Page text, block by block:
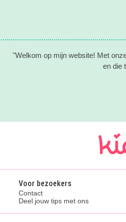
"Welkom op mijn website! Met
en die
Voor bezoekers
Contact
Deel jouw tips met ons